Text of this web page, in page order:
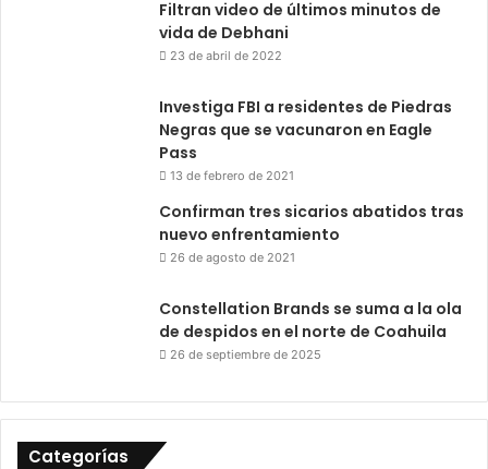
Filtran video de últimos minutos de
vida de Debhani
23 de abril de 2022
Investiga FBI a residentes de Piedras
Negras que se vacunaron en Eagle
Pass
13 de febrero de 2021
Confirman tres sicarios abatidos tras
nuevo enfrentamiento
26 de agosto de 2021
Constellation Brands se suma a la ola
de despidos en el norte de Coahuila
26 de septiembre de 2025
Categorías